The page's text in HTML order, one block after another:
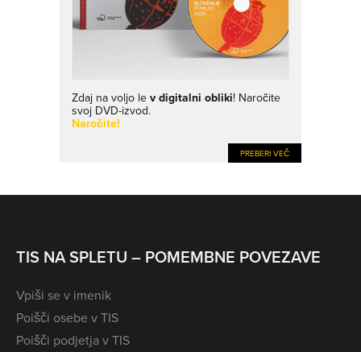
Zdaj na voljo le v digitalni obliki! Naročite
svoj DVD-izvod.
Naročite!
PREBERI VEČ
TIS NA SPLETU – POMEMBNE POVEZAVE
Vpiši se v imenik
Poišči osebe v TIS
Poišči podjetja v TIS